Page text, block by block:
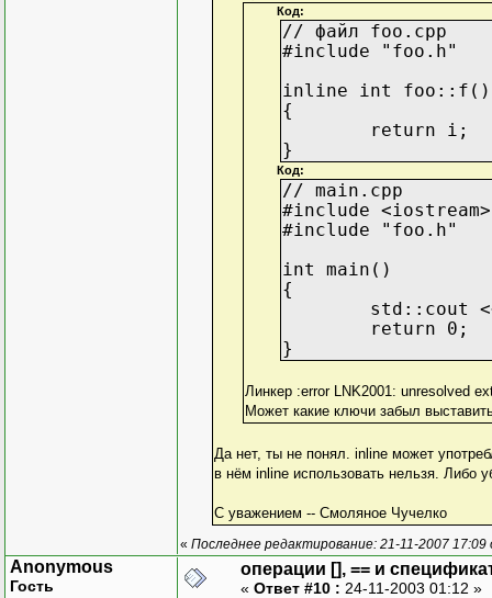
Код:
// файл foo.cpp
#include "foo.h"
inline int foo::f()
{
return i;
}
Код:
// main.cpp
#include <iostream>
#include "foo.h"
int main()
{
std::cout
return 0;
}
Линкер :error LNK2001: unresolved
Может какие ключи забыл
Да нет, ты не понял. inline может
в нём inline использовать нельзя. Либо
С уважением -- Смоляное Чучелко
« Последнее редактирование: 21-11-2007 17:09
Anonymous
Гость
операции [], == и
« Ответ #10 : 24-11-2003 01:12 »